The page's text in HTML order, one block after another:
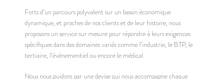
Forts d’un parcours polyvalent sur un bassin économique
dynamique, et proches de nos clients et de leur histoire, nous
proposons un service sur mesure pour répondre à leurs exigences
spécifiques dans des domaines variés comme l’industrie, le BTP, le
tertiaire, l’évènementiel ou encore le médical.
Nous nous guidons par une devise qui nous accompagne chaque